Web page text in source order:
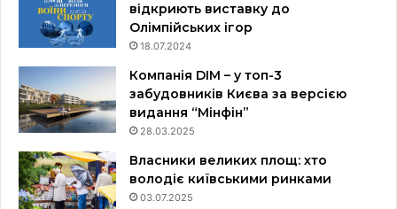
відкриють виставку до
Олімпійських ігор
18.07.2024
Компанія DIM – у топ-3
забудовників Києва за версією
видання “Мінфін”
28.03.2025
Власники великих площ: хто
володіє київськими ринками
03.07.2025